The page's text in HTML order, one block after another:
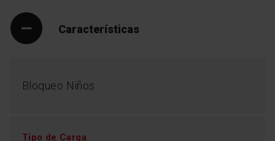
Características
Bloqueo Niños
Tipo de Carga